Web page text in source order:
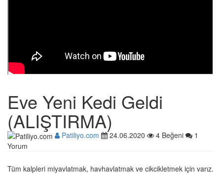
Eve Yeni Kedi Geldi
(ALIŞTIRMA)
Patiliyo.com 24.06.2020 4 Beğeni
1
Yorum
Tüm kalpleri miyavlatmak, havhavlatmak ve cikcikletmek için varız.